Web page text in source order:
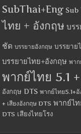
SubThai+Eng Sub
ไทย + อังกฤษ บร
ชัด บรรยายอังกฤษ บรรยาย
บรรยายไทย+อังกฤษ พาก
พากย์ไทย 5.1
อังกฤษ DTS พากย์ไทย5.1+อั
+ เสียงอังกฤษ DTS พากย์ไท
DTS เสียงไทยโรง